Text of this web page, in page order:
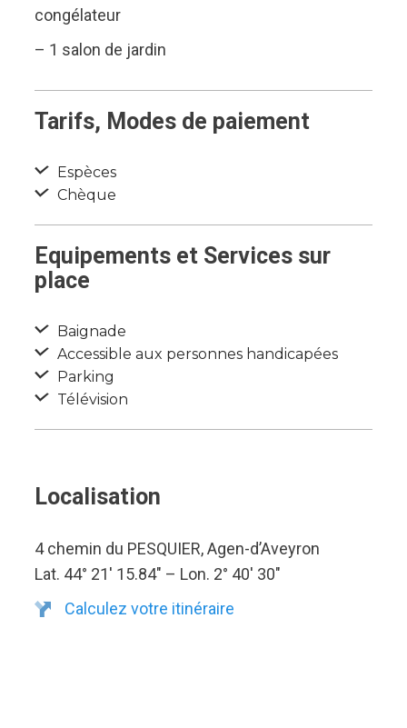
congélateur
– 1 salon de jardin
Tarifs, Modes de paiement
Espèces
Chèque
Equipements et Services sur
place
Baignade
Accessible aux personnes handicapées
Parking
Télévision
Localisation
4 chemin du PESQUIER, Agen-d’Aveyron
Lat. 44° 21′ 15.84″ – Lon. 2° 40′ 30″
Calculez votre itinéraire